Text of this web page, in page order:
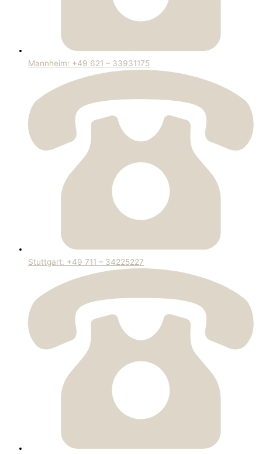
Mannheim: +49 621 – 33931175
Stuttgart: +49 711 – 34225227